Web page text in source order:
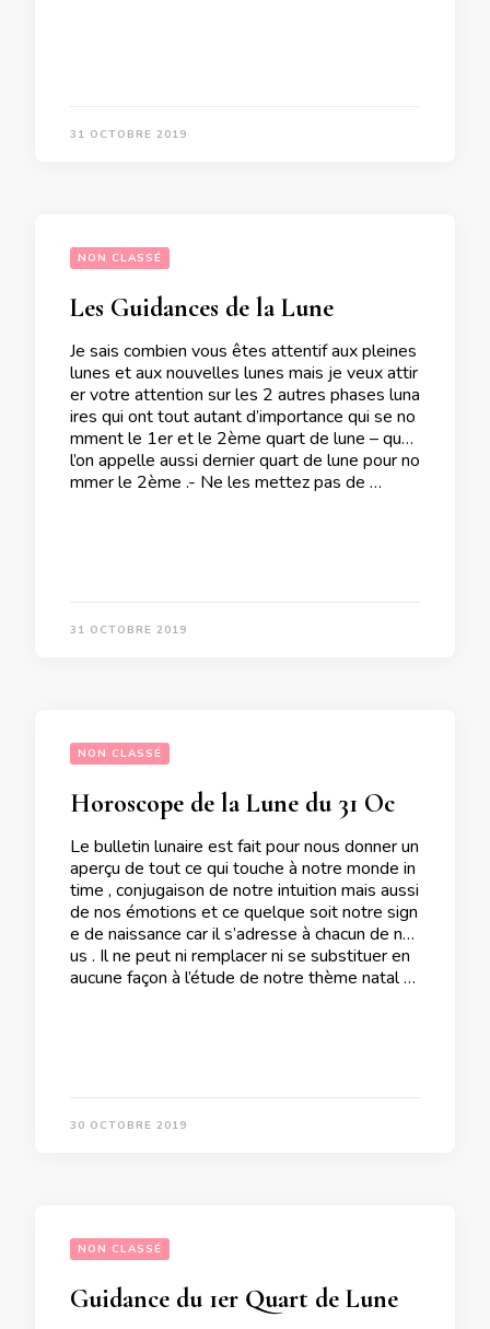
31 OCTOBRE 2019
NON CLASSÉ
Les Guidances de la Lune
Je sais combien vous êtes attentif aux pleines
lunes et aux nouvelles lunes mais je veux attir
er votre attention sur les 2 autres phases luna
ires qui ont tout autant d’importance qui se no
mment le 1er et le 2ème quart de lune – que
l’on appelle aussi dernier quart de lune pour no
mmer le 2ème .- Ne les mettez pas de …
31 OCTOBRE 2019
NON CLASSÉ
Le bulletin lunaire est fait pour nous donner un
aperçu de tout ce qui touche à notre monde in
time , conjugaison de notre intuition mais aussi
de nos émotions et ce quelque soit notre sign
e de naissance car il s’adresse à chacun de no
us . Il ne peut ni remplacer ni se substituer en
aucune façon à l’étude de notre thème natal …
30 OCTOBRE 2019
NON CLASSÉ